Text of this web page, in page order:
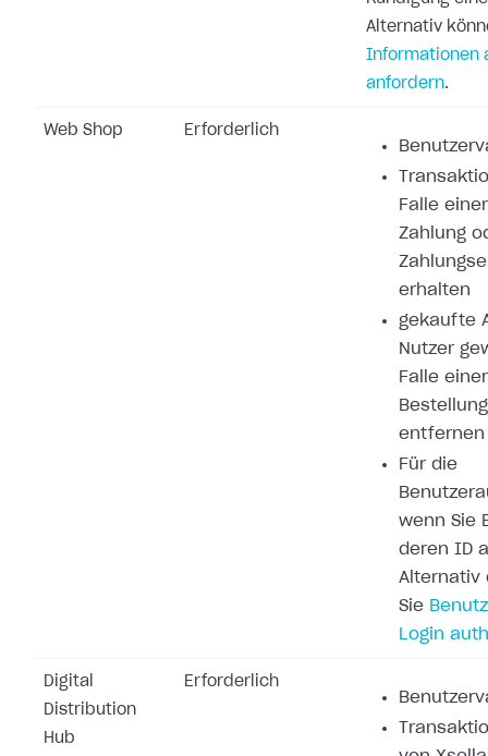
Alternativ
Informationen
anfordern.
Web Shop Erforderlich
Falle
Zahlung
erhalten
gekaufte
Nutzer
Falle
entfernen
Für die
wenn Sie
deren ID
Alternativ
Sie
Login
Digital
Distribution
Hub
Erforderlich